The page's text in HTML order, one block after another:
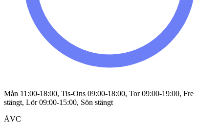
Mån 11:00-18:00, Tis-Ons 09:00-18:00, Tor 09:00-19:00, Fre
stängt, Lör 09:00-15:00, Sön stängt
ÅVC